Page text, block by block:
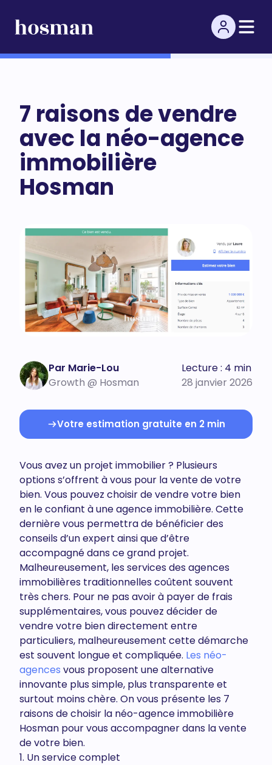
7 raisons de vendre
avec la néo-agence
immobilière
Hosman
Par Marie-Lou
Growth @ Hosman
Lecture : 4 min
28 janvier 2026
Votre estimation gratuite en 2 min
Vous avez un projet immobilier ? Plusieurs
options s’offrent à vous pour la vente de votre
bien. Vous pouvez choisir de vendre votre bien
en le confiant à une agence immobilière. Cette
dernière vous permettra de bénéficier des
conseils d’un expert ainsi que d’être
accompagné dans ce grand projet.
Malheureusement, les services des agences
immobilières traditionnelles coûtent souvent
très chers. Pour ne pas avoir à payer de frais
supplémentaires, vous pouvez décider de
vendre votre bien directement entre
particuliers, malheureusement cette démarche
est souvent longue et compliquée. Les néo-
agences vous proposent une alternative
innovante plus simple, plus transparente et
surtout moins chère. On vous présente les 7
raisons de choisir la néo-agence immobilière
Hosman pour vous accompagner dans la vente
de votre bien.
1. Un service complet